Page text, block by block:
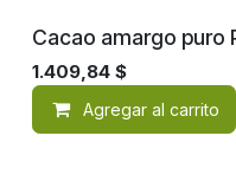
Cacao amargo puro
1.409,84 $
Agregar al carrito